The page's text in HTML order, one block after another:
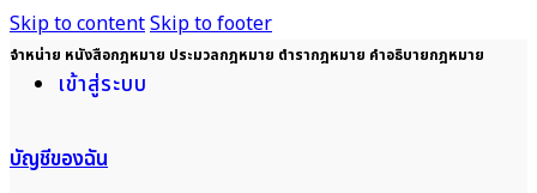
Skip to contentSkip to footer
จำหน่าย หนังสือกฎหมาย ประมวลกฎหมาย ตำรากฎหมาย คำอธิบายกฎหมาย
เข้าสู่ระบบ
บัญชีของฉัน